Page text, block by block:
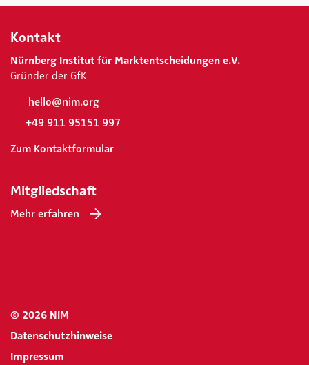
Kontakt
Nürnberg Institut für Marktentscheidungen e.V.
Gründer der GfK
hello@nim.org
+49 911 95151 997
Zum Kontaktformular
Mitgliedschaft
Mehr erfahren
© 2026 NIM
Datenschutzhinweise
Impressum